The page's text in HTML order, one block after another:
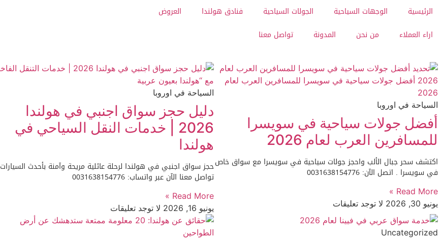
الرئيسية الوجهات السياحية الجولات السياحية فنادق هولندا
العروض
اراء العملاء
من نحن المدونة تواصل معنا
السياحة في اوروبا
أفضل جولات سياحية في سويسرا
للمسافرين العرب لعام 2026
اكتشف سحر جبال الألب واحجز جولات سياحية في سويسرا مع سواق خاص
في سويسرا . اتصل الآن: 0031638154776
Read More »
يونيو 30, 2026
لا توجد تعليقات
السياحة في اوروبا
دليل حجز سواق اجنبي في هولندا
2026 | خدمات النقل السياحي في
هولندا
حجز سواق اجنبي في هولندا لرحلة عائلية مريحة وآمنة بأحدث السيارات
تواصل معنا الآن عبر واتساب: 0031638154776
Read More »
يونيو 16, 2026
لا توجد تعليقات
Uncategorized